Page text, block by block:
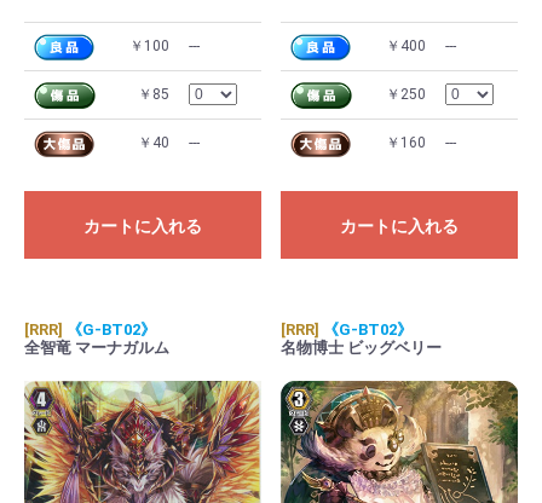
￥100 ---
￥85
￥40 ---
カートに入れる
￥400 ---
￥250
￥160 ---
カートに入れる
[RRR]
《G-BT02》
全智竜 マーナガルム
[RRR]
《G-BT02》
名物博士 ビッグベリー